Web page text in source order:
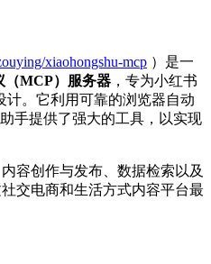
xiaohongshu-mcp ）是一
（MCP）服务器 ，专为小红书
计。它利用可靠的浏览器自动
手提供了强大的工具，以实现
容创作与发布、数据检索以及
交电商和生活方式内容平台最